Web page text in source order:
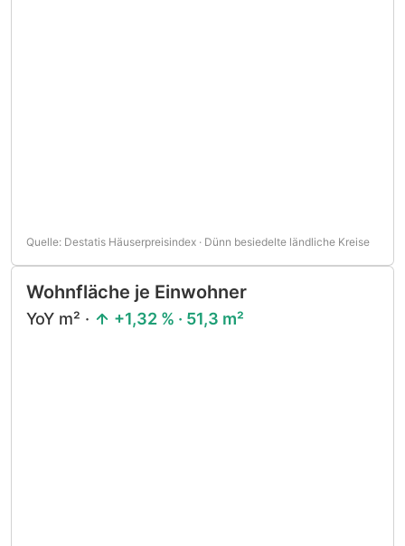
Quelle: Destatis Häuserpreisindex · Dünn besiedelte ländliche Kreise
Wohnfläche je Einwohner
YoY m² · +1,32 % · 51,3 m²